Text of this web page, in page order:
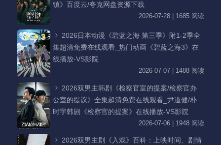
镇》百度云/夸克网盘资源下载
2026-07-28 | 1685 阅读
2026日本动漫《碧蓝之海 第三季》附1-2季全
集超清免费在线观看_热门动画《碧蓝之海3》在
线播放-VS影院
2026-07-07 | 1488 阅读
2026双男主韩剧《检察官室的提案/检察官办
公室的提议》全集超清免费在线观看_尹道健/朴
时宇韩剧《检察官的提案》在线播放-VS影院
2026-07-06 | 1948 阅读
2026双男主剧《入戏》百科：上映时间、剧情